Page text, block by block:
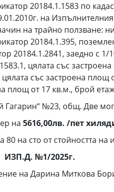
20184.1.1583 по
на
на трайно ползване:
20184.1.395,
20184.1.2841, заедно с 1/
цялата със
със застроена
площ от 17 кв.м., брой
Гагарин“ №23, общ. Две
на 5616,00лв. /пет
на сто от стойността на
ИЗП.Д. №1/2025г.
на Дарина Миткова